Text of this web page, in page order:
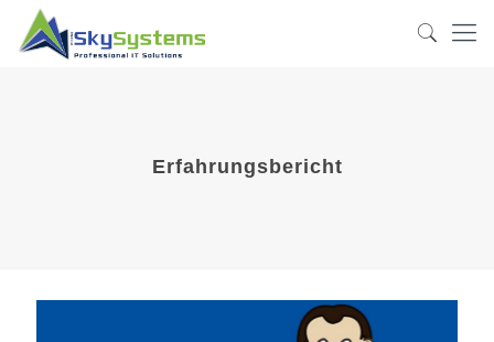
Erfahrungsbericht